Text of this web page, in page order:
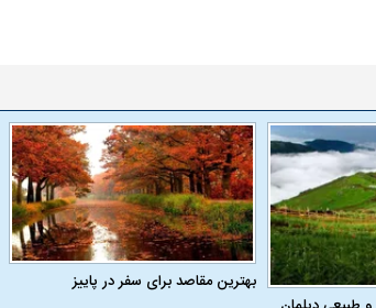
بهترین مقاصد برای سفر در پاییز
سلسله |
در ایران
ریشه‌های عزاداری ماه محرم در فرهنگ
و تاریخ ایران